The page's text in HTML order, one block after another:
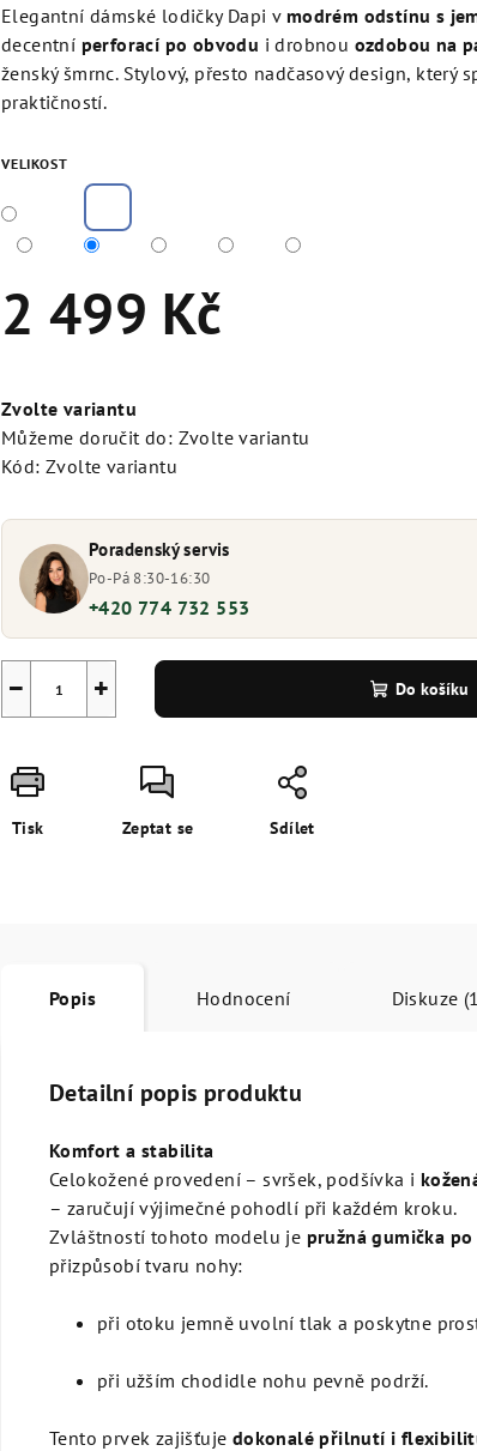
hvězdiček.
Elegantní dámské lodičky Dapi v modrém odstínu s
decentní perforací po obvodu i drobnou ozdobou na
ženský šmrnc. Stylový, přesto nadčasový design, který
praktičností.
VELIKOST
2 499 Kč
cena:
Zvolte variantu
Můžeme doručit do: Zvolte variantu
Kód: Zvolte variantu
Poradenský servis
Po-Pá 8:30-16:30
+420 774 732 553
+
− Do košíku
Tisk Zeptat se Sdílet
Popis Hodnocení Diskuze
Detailní popis produktu
Komfort a stabilita
Celokožené provedení – svršek, podšívka i
– zaručují výjimečné pohodlí při každém kroku.
Zvláštností tohoto modelu je pružná gumička
přizpůsobí tvaru nohy:
při otoku jemně uvolní tlak a poskytne
při užším chodidle nohu pevně podrží.
Tento prvek zajišťuje dokonalé přilnutí i